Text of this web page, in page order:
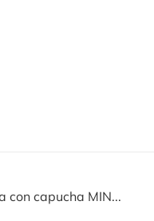
con capucha MIN...